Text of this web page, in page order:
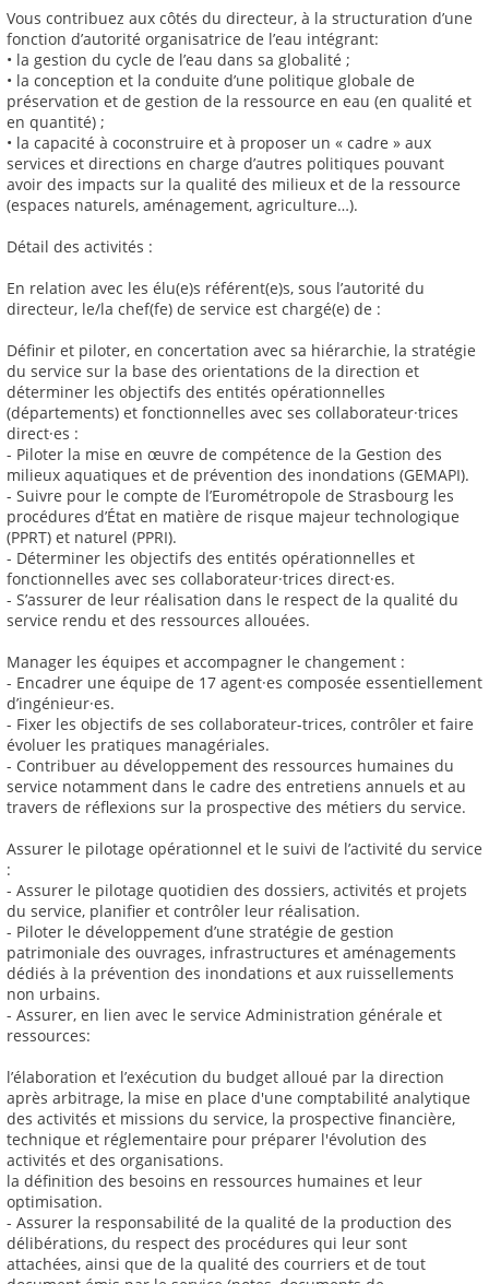
Vous contribuez aux côtés du directeur, à la structuration d’une
fonction d’autorité organisatrice de l’eau intégrant:
• la gestion du cycle de l’eau dans sa globalité ;
• la conception et la conduite d’une politique globale de
préservation et de gestion de la ressource en eau (en qualité et
en quantité) ;
• la capacité à coconstruire et à proposer un « cadre » aux
services et directions en charge d’autres politiques pouvant
avoir des impacts sur la qualité des milieux et de la ressource
(espaces naturels, aménagement, agriculture…).
Détail des activités :
En relation avec les élu(e)s référent(e)s, sous l’autorité du
directeur, le/la chef(fe) de service est chargé(e) de :
Définir et piloter, en concertation avec sa hiérarchie, la stratégie
du service sur la base des orientations de la direction et
déterminer les objectifs des entités opérationnelles
(départements) et fonctionnelles avec ses collaborateur·trices
direct·es :
- Piloter la mise en œuvre de compétence de la Gestion des
milieux aquatiques et de prévention des inondations (GEMAPI).
- Suivre pour le compte de l’Eurométropole de Strasbourg les
procédures d’État en matière de risque majeur technologique
(PPRT) et naturel (PPRI).
- Déterminer les objectifs des entités opérationnelles et
fonctionnelles avec ses collaborateur·trices direct·es.
- S’assurer de leur réalisation dans le respect de la qualité du
service rendu et des ressources allouées.
Manager les équipes et accompagner le changement :
- Encadrer une équipe de 17 agent·es composée essentiellement
d’ingénieur·es.
- Fixer les objectifs de ses collaborateur-trices, contrôler et faire
évoluer les pratiques managériales.
- Contribuer au développement des ressources humaines du
service notamment dans le cadre des entretiens annuels et au
travers de réflexions sur la prospective des métiers du service.
Assurer le pilotage opérationnel et le suivi de l’activité du service
:
- Assurer le pilotage quotidien des dossiers, activités et projets
du service, planifier et contrôler leur réalisation.
- Piloter le développement d’une stratégie de gestion
patrimoniale des ouvrages, infrastructures et aménagements
dédiés à la prévention des inondations et aux ruissellements
non urbains.
- Assurer, en lien avec le service Administration générale et
ressources:
l’élaboration et l’exécution du budget alloué par la direction
après arbitrage, la mise en place d'une comptabilité analytique
des activités et missions du service, la prospective financière,
technique et réglementaire pour préparer l'évolution des
activités et des organisations.
la définition des besoins en ressources humaines et leur
optimisation.
- Assurer la responsabilité de la qualité de la production des
délibérations, du respect des procédures qui leur sont
attachées, ainsi que de la qualité des courriers et de tout